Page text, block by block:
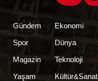
Gündem
Spor
Magazin
Yaşam
Ekonomi
Dünya
Teknoloji
Kültür&Sanat